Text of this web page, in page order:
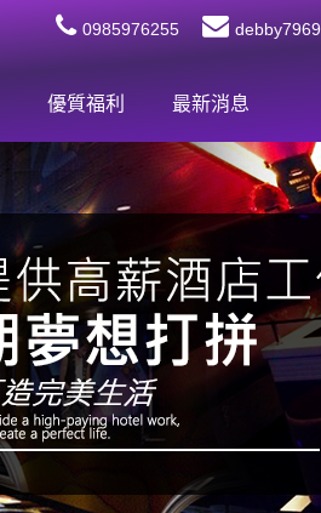
0985976255
優質福利 最新消息